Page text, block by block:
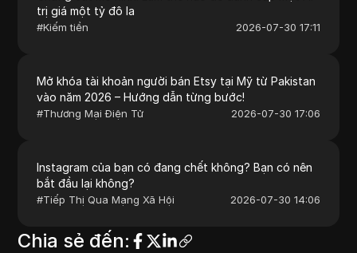
trị giá một tỷ đô la
#Kiếm tiền 2026-07-30 17:11
Mở khóa tài khoản người bán Etsy tại Mỹ từ Pakistan
vào năm 2026 – Hướng dẫn từng bước!
#Thương Mại Điện Tử 2026-07-30 17:06
Instagram của bạn có đang chết không? Bạn có nên
bắt đầu lại không?
#Tiếp Thị Qua Mạng Xã Hội 2026-07-30 14:06
Chia sẻ đến: